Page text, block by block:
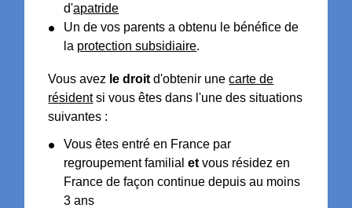
d'apatride
Un de vos parents a obtenu le bénéfice de
la protection subsidiaire.
Vous avez le droit d'obtenir unecarte de
résidentsi vous êtes dans l'une des situations
suivantes :
Vous êtes entré en France par
regroupement familialet vous résidez en
France de façon continue depuis au moins
3 ans